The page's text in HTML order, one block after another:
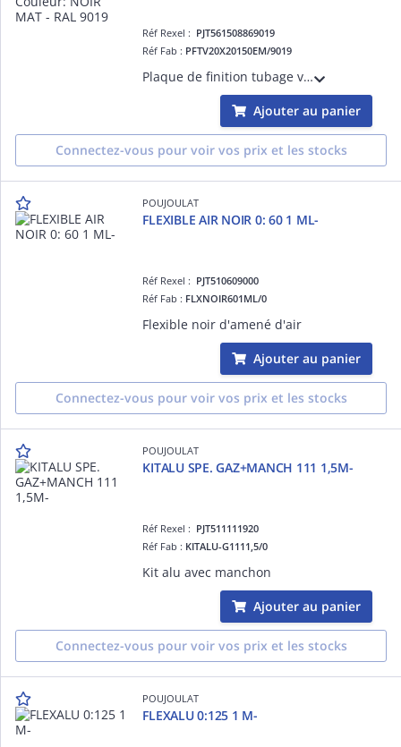
Réf Rexel : PJT561508869019
Réf Fab : PFTV20X20150EM/9019
Plaque de finition tubage ventilée, FUMISTERIE EMAILLÉ - POÊLE À BOIS Poujoulat diam.150 - 0,3 mm Noir mat
Ajouter au panier
Connectez-vous pour voir vos prix et les stocks
POUJOULAT
FLEXIBLE AIR NOIR 0: 60 1 ML-
Réf Rexel : PJT510609000
Réf Fab : FLXNOIR601ML/0
Flexible noir d'amené d'air
Ajouter au panier
Connectez-vous pour voir vos prix et les stocks
POUJOULAT
KITALU SPE. GAZ+MANCH 111 1,5M-
Réf Rexel : PJT511111920
Réf Fab : KITALU-G1111,5/0
Kit alu avec manchon
Ajouter au panier
Connectez-vous pour voir vos prix et les stocks
POUJOULAT
FLEXALU 0:125 1 M-